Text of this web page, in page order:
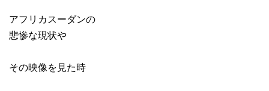
アフリカスーダンの
悲惨な現状や
その映像を見た時